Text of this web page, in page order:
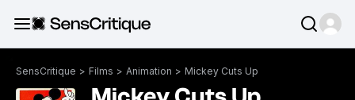
SensCritique > Films > Animation > Mickey Cuts Up